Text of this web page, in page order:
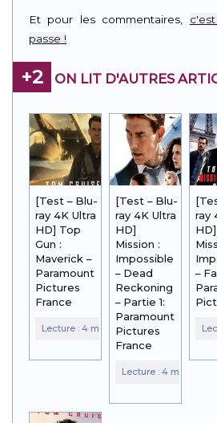
Et pour les commentaires,
passe !
+2 ON LIT D'AUTRES
[Test – Blu-
ray 4K Ultra
HD] Top
Gun :
Maverick –
Paramount
Pictures
France
[Test – Blu-
ray 4K Ultra
HD]
Mission :
Impossible
– Dead
Reckoning
– Partie 1:
Paramount
Pictures
France
ray
HD]
–